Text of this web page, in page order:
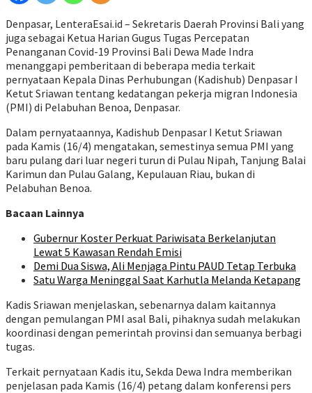
Denpasar, LenteraEsai.id – Sekretaris Daerah Provinsi Bali yang
juga sebagai Ketua Harian Gugus Tugas Percepatan
Penanganan Covid-19 Provinsi Bali Dewa Made Indra
menanggapi pemberitaan di beberapa media terkait
pernyataan Kepala Dinas Perhubungan (Kadishub) Denpasar I
Ketut Sriawan tentang kedatangan pekerja migran Indonesia
(PMI) di Pelabuhan Benoa, Denpasar.
Dalam pernyataannya, Kadishub Denpasar I Ketut Sriawan
pada Kamis (16/4) mengatakan, semestinya semua PMI yang
baru pulang dari luar negeri turun di Pulau Nipah, Tanjung Balai
Karimun dan Pulau Galang, Kepulauan Riau, bukan di
Pelabuhan Benoa.
Bacaan Lainnya
Gubernur Koster Perkuat Pariwisata Berkelanjutan
Lewat 5 Kawasan Rendah Emisi
Demi Dua Siswa, Ali Menjaga Pintu PAUD Tetap Terbuka
Satu Warga Meninggal Saat Karhutla Melanda Ketapang
Kadis Sriawan menjelaskan, sebenarnya dalam kaitannya
dengan pemulangan PMI asal Bali, pihaknya sudah melakukan
koordinasi dengan pemerintah provinsi dan semuanya berbagi
tugas.
Terkait pernyataan Kadis itu, Sekda Dewa Indra memberikan
penjelasan pada Kamis (16/4) petang dalam konferensi pers